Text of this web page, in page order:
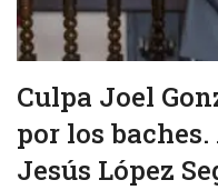
Culpa Joel
por los baches.
Jesús López